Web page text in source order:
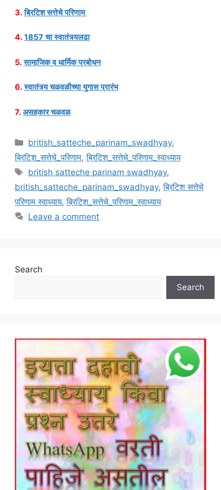
3.ब्रिटिश सत्तेचे परिणाम
4. 1857 चा स्वातंत्र्यलढा
5.सामाजिक व धार्मिक प्रबोधन
6.स्वातंत्र्य चळवळीच्या युगास प्रारंभ
7. असहकार चळवळ
Categories
british_satteche_parinam_swadhyay,
ब्रिटिश_सत्तेचे_परिणाम,ब्रिटिश_सत्तेचे_परिणाम_स्वाध्याय
Tags
british satteche parinam swadhyay,
british_satteche_parinam_swadhyay,ब्रिटिश सत्तेचे
परिणाम स्वाध्याय,ब्रिटिश_सत्तेचे_परिणाम_स्वाध्याय
Leave a comment
Search
Search